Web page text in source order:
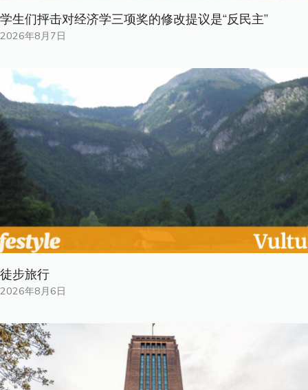
学生们抨击对经济学三项奖的修改提议是“反民主”
2026年8月7日
徒步旅行
2026年8月6日